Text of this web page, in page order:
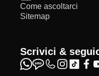
Come ascoltarci
Sitemap
Scrivici &